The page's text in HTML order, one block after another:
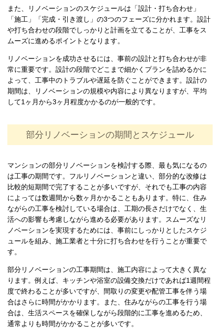
また、リノベーションのスケジュールは「設計・打ち合わせ」
「施工」「完成・引き渡し」の3つのフェーズに分かれます。設計
や打ち合わせの段階でしっかりと計画を立てることが、工事をス
ムーズに進めるポイントとなります。
リノベーションを成功させるには、事前の設計と打ち合わせが非
常に重要です。設計の段階でどこまで細かくプランを詰めるかに
よって、工事中のトラブルや遅延を防ぐことができます。設計の
期間は、リノベーションの規模や内容により異なりますが、平均
して1ヶ月から3ヶ月程度かかるのが一般的です。
部分リノベーションの期間とスケジュール
マンションの部分リノベーションを検討する際、最も気になるの
は工事の期間です。フルリノベーションと違い、部分的な改修は
比較的短期間で完了することが多いですが、それでも工事の内容
によっては数週間から数ヶ月かかることもあります。特に、住み
ながらの工事を検討している場合は、工期の長さだけでなく、生
活への影響も考慮しながら進める必要があります。スムーズなリ
ノベーションを実現するためには、事前にしっかりとしたスケジ
ュールを組み、施工業者と十分に打ち合わせを行うことが重要で
す。
部分リノベーションの工事期間は、施工内容によって大きく異な
ります。例えば、キッチンや浴室の設備交換だけであれば1週間程
度で終わることが多いですが、間取りの変更や配管工事を伴う場
合はさらに時間がかかります。また、住みながらの工事を行う場
合は、生活スペースを確保しながら段階的に工事を進めるため、
通常よりも時間がかかることが多いです。